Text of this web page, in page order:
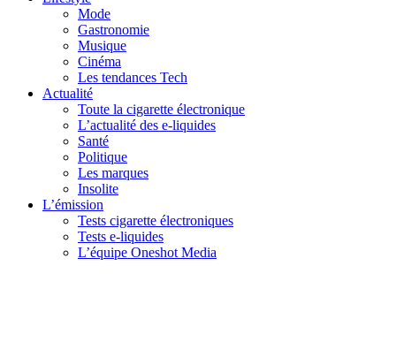
Mode
Gastronomie
Musique
Cinéma
Les tendances Tech
Actualité
Toute la cigarette électronique
L’actualité des e-liquides
Santé
Politique
Les marques
Insolite
L’émission
Tests cigarette électroniques
Tests e-liquides
L’équipe Oneshot Media